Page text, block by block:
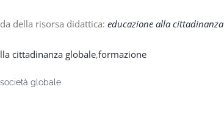
della risorsa didattica: educazione alla cittadinanza
cittadinanza globale,formazione
globale